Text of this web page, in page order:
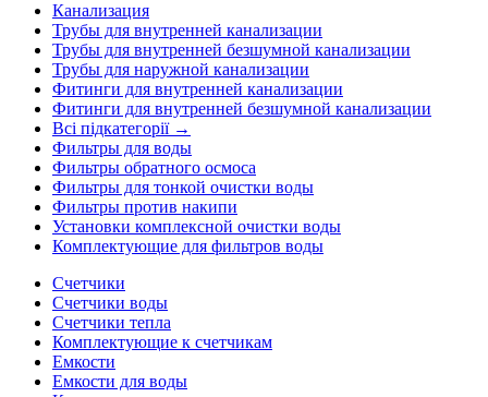
Канализация
Трубы для внутренней канализации
Трубы для внутренней безшумной канализации
Трубы для наружной канализации
Фитинги для внутренней канализации
Фитинги для внутренней безшумной канализации
Всі підкатегорії →
Фильтры для воды
Фильтры обратного осмоса
Фильтры для тонкой очистки воды
Фильтры против накипи
Установки комплексной очистки воды
Комплектующие для фильтров воды
Счетчики
Счетчики воды
Счетчики тепла
Комплектующие к счетчикам
Емкости
Емкости для воды